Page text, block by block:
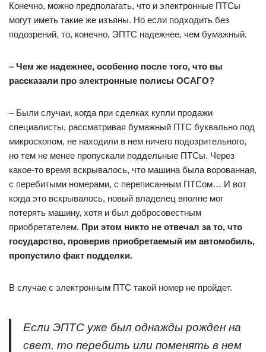
Конечно, можно предполагать, что и электронные ПТСы
могут иметь такие же изъяны. Но если подходить без
подозрений, то, конечно, ЭПТС надежнее, чем бумажный.
– Чем же надежнее, особенно после того, что вы
рассказали про электронные полисы ОСАГО?
– Были случаи, когда при сделках купли продажи
специалисты, рассматривая бумажный ПТС буквально под
микроскопом, не находили в нем ничего подозрительного,
но тем не менее пропускали поддельные ПТСы. Через
какое-то время вскрывалось, что машина была ворованная,
с перебитыми номерами, с переписанным ПТСом… И вот
когда это вскрывалось, новый владелец вполне мог
потерять машину, хотя и был добросовестным
приобретателем. При этом никто не отвечал за то, что
государство, проверив приобретаемый им автомобиль,
пропустило факт подделки.
В случае с электронным ПТС такой номер не пройдет.
Если ЭПТС уже был однажды рожден на
свет, то перебить или поменять в нем